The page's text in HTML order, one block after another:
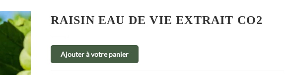
RAISIN EAU DE VIE EXTRAIT CO2
Ajouter à votre panier